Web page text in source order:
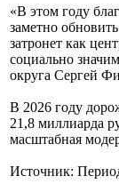
«В этом году
заметно
затронет как
социально
округа Сергей
В 2026 году
21,8 миллиарда
масштабная
Источник: